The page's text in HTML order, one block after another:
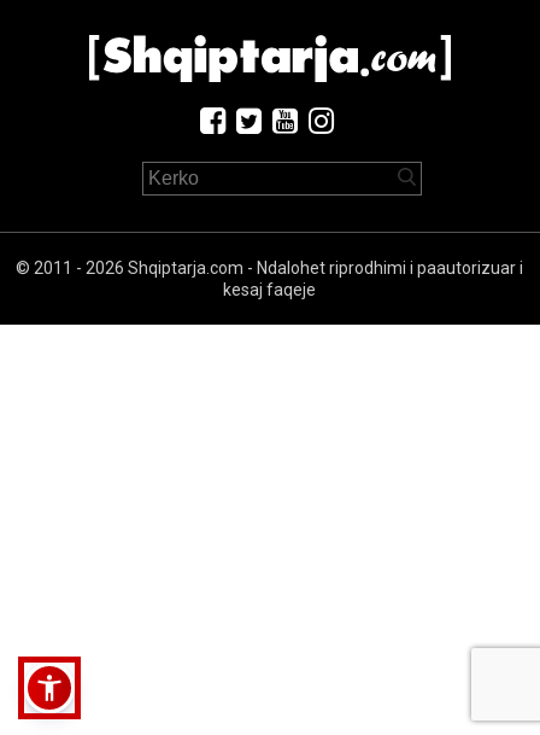
© 2011 - 2026 Shqiptarja.com - Ndalohet riprodhimi i paautorizuar i
kesaj faqeje